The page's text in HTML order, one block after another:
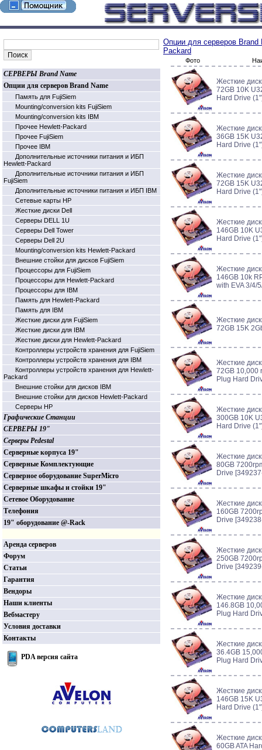
СЕРВЕРЫ Brand Name
Опции для серверов Brand Name
Память для FujiSiem
Mounting/conversion kits FujiSiem
Mounting/conversion kits IBM
Прочее Hewlett-Packard
Прочее FujiSiem
Прочее IBM
Дополнительные источники питания и ИБП
Hewlett-Packard
Дополнительные источники питания и ИБП
FujiSiem
Дополнительные источники питания и ИБП IBM
Cетевые карты HP
Жесткие диски Dell
Серверы DELL 1U
Серверы Dell Tower
Серверы Dell 2U
Mounting/conversion kits Hewlett-Packard
Внешние стойки для дисков FujiSiem
Процессоры для FujiSiem
Процессоры для Hewlett-Packard
Процессоры для IBM
Память для Hewlett-Packard
Память для IBM
Жесткие диски для FujiSiem
Жесткие диски для IBM
Жесткие диски для Hewlett-Packard
Контроллеры устройств хранения для FujiSiem
Контроллеры устройств хранения для IBM
Контроллеры устройств хранения для Hewlett-
Packard
Внешние стойки для дисков IBM
Внешние стойки для дисков Hewlett-Packard
Серверы HP
Графические Станции
СЕРВЕРЫ 19"
Серверы Pedestal
Серверные корпуса 19"
Серверные Комплектующие
Серверное оборудование SuperMicro
Серверные шкафы и стойки 19"
Сетевое Оборудование
Телефония
19" оборудование @-Rack
Аренда серверов
Форум
Статьи
Гарантия
Вендоры
Наши клиенты
Вебмастеру
Условия доставки
Контакты
PDA версия сайта
Опции для серверов Brand
Packard
Фото
Жесткие
72GB 10K
Hard Drive
Жесткие
36GB 15K
Hard Drive
Жесткие
72GB 15K
Hard Drive
Жесткие
146GB 10K
Hard Drive
Жесткие
146GB 10k
with EVA 3/4/
Жесткие
72GB 15K
Жесткие
72GB 10,000
Plug Hard
Жесткие
300GB 10K
Hard Drive
Жесткие
80GB
Drive
Жесткие
160GB
Drive
Жесткие
250GB
Drive
Жесткие
146.8GB
Plug Hard
Жесткие
36.4GB
Plug Hard
Жесткие
146GB 15K
Hard Drive
Жесткие
60GB ATA